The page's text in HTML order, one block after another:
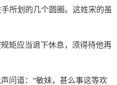
所划的几个圆圈。这姓宋的虽
矩应当退下休息，须得待他再
问道：“敏妹，甚么事这等欢